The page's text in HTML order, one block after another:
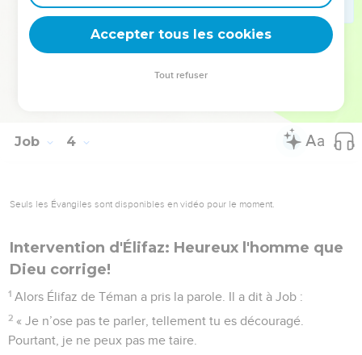
Je ne suis plus ni calme, ni tranquille. Je ne peux me
reposer : je suis rempli d’inquiétude. »
© Société biblique française – Bibli’O, 2000, avec autorisation. Pour vous procurer
Job 4
Seuls les Évangiles sont disponibles en vidéo pour le moment.
Intervention d'Élifaz: Heureux l'homme que
Dieu corrige!
1 Alors Élifaz de Téman a pris la parole. Il a dit à Job :
2 « Je n’ose pas te parler, tellement tu es découragé.
Pourtant, je ne peux pas me taire.
Accepter tous les cookies
Tout refuser